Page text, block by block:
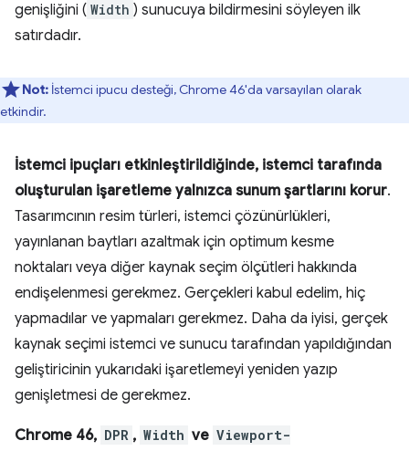
genişliğini ( Width ) sunucuya bildirmesini söyleyen ilk
satırdadır.
Not: İstemci ipucu desteği, Chrome 46'da varsayılan olarak
etkindir.
İstemci ipuçları etkinleştirildiğinde, istemci tarafında
oluşturulan işaretleme yalnızca sunum şartlarını korur.
Tasarımcının resim türleri, istemci çözünürlükleri,
yayınlanan baytları azaltmak için optimum kesme
noktaları veya diğer kaynak seçim ölçütleri hakkında
endişelenmesi gerekmez. Gerçekleri kabul edelim, hiç
yapmadılar ve yapmaları gerekmez. Daha da iyisi, gerçek
kaynak seçimi istemci ve sunucu tarafından yapıldığından
geliştiricinin yukarıdaki işaretlemeyi yeniden yazıp
genişletmesi de gerekmez.
Chrome 46, DPR , Width ve Viewport-